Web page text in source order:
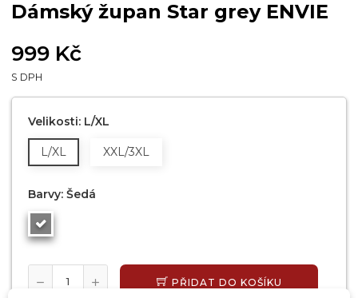
Dámský župan Star grey ENVIE
999 Kč
S DPH
Velikosti: L/XL
L/XL XXL/3XL
Barvy: Šedá
PŘIDAT DO KOŠÍKU